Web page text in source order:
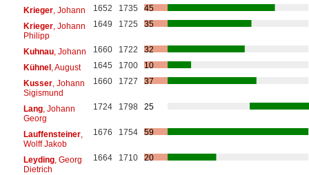
Krieger, Johann 1652 1735
45
Krieger, Johann
Philipp
1649 1725 35
Kuhnau, Johann 1660 1722
32
Kühnel, August 1645 1700
10
Kusser, Johann
Sigismund
1660 1727 37
Lang, Johann
Georg
1724 1798 25
Lauffensteiner,
Wolff Jakob
1676 1754 59
Leyding, Georg
Dietrich
1664 1710 20